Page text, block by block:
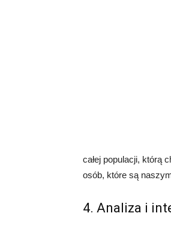
całej populacji, którą
osób, które są
4. Analiza i